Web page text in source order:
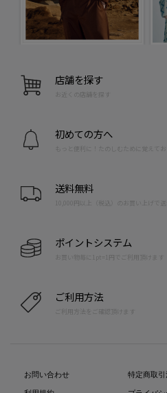
店舗を探す
お近くの店舗を探す
初めての方へ
もっと便利に！たのしむために覚えてお
送料無料
10,000円以上（税込）のお買い上げで
ポイントシステム
お買い物毎に1pt=1円でご利用頂けます
ご利用方法
ご利用方法をご確認頂けます
お問い合わせ
特定商取